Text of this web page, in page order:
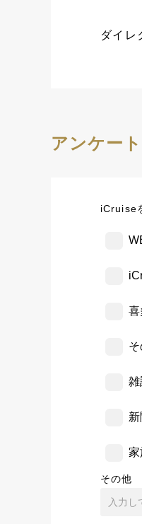
ダイレ
アンケート
iCruise
喜
雑
家
その他